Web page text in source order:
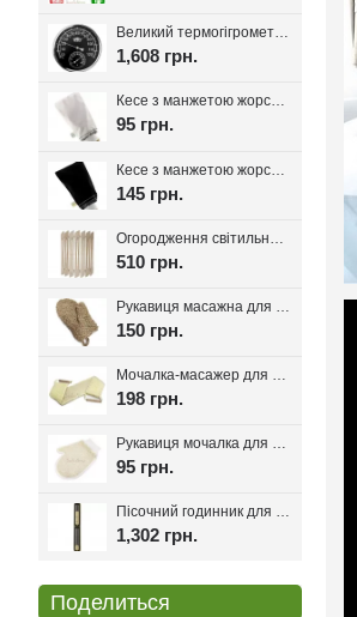
Великий термогігрометр для лазні Tesli D205 Black
1,608 грн.
Кесе з манжетою жорсткість мяка, Kelebekkese (Манжета)
95 грн.
145 грн.
510 грн.
150 грн.
198 грн.
Рукавиця мочалка для лазні та хамаму двостороння з сизалі
95 грн.
Пісочний годинник для лазні Harvia Helmi Chocolate
1,302 грн.
Поделиться